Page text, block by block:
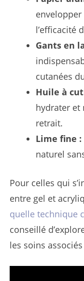
l’efficacité
Gants en
cutanées
Huile à
hydrater et
retrait.
Lime fine :
naturel
Pour celles qui
entre gel et
quelle technique
conseillé
les soins